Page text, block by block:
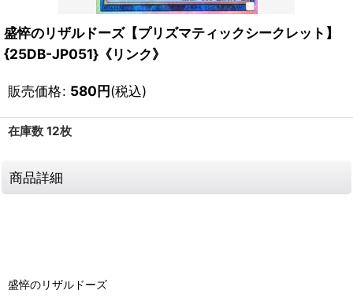
盛悴のリザルドーズ【プリズマティックシークレット】
{25DB-JP051}《リンク》
販売価格: 580円(税込)
在庫数 12枚
商品詳細
盛悴のリザルドーズ